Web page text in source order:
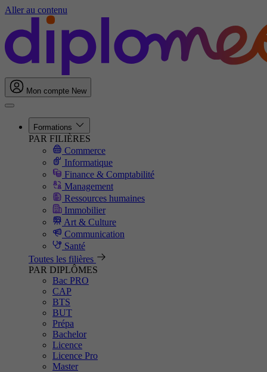
Aller au contenu
Mon compte New
Formations
PAR FILIÈRES
Commerce
Informatique
Finance & Comptabilité
Management
Ressources humaines
Immobilier
Art & Culture
Communication
Santé
Toutes les filières
PAR DIPLÔMES
Bac PRO
CAP
BTS
BUT
Prépa
Bachelor
Licence
Licence Pro
Master